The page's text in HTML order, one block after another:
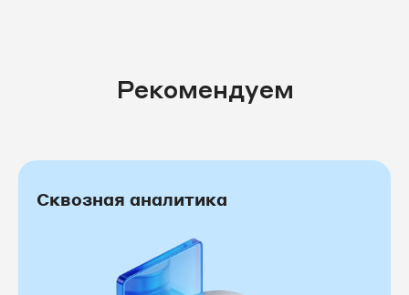
Рекомендуем
Сквозная аналитика